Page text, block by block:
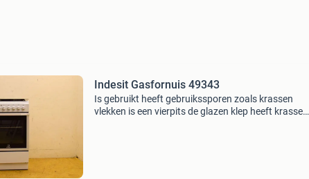
Indesit Gasfornuis 49343
Is gebruikt heeft gebruikssporen zoals krassen
vlekken is een vierpits de glazen klep heeft krassen